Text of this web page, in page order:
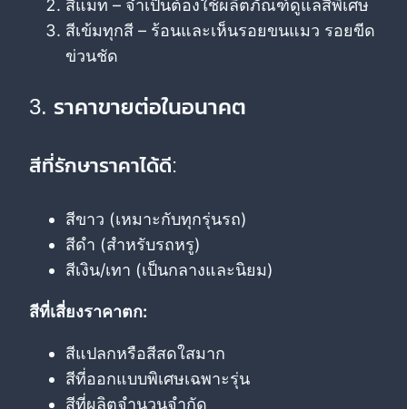
สีแมท – จำเป็นต้องใช้ผลิตภัณฑ์ดูแลสีพิเศษ
สีเข้มทุกสี – ร้อนและเห็นรอยขนแมว รอยขีด
ข่วนชัด
3. ราคาขายต่อในอนาคต
สีที่รักษาราคาได้ดี:
สีขาว (เหมาะกับทุกรุ่นรถ)
สีดำ (สำหรับรถหรู)
สีเงิน/เทา (เป็นกลางและนิยม)
สีที่เสี่ยงราคาตก:
สีแปลกหรือสีสดใสมาก
สีที่ออกแบบพิเศษเฉพาะรุ่น
สีที่ผลิตจำนวนจำกัด